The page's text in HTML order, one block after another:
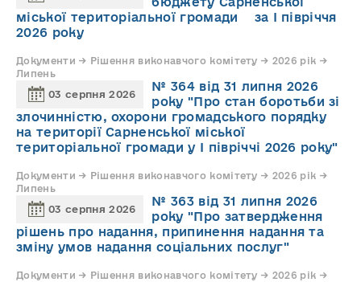
міської територіальної громади за І півріччя
2026 року
Документи → Рішення виконавчого комітету → 2026 рік →
Липень
03 серпня 2026
№ 364 від 31 липня 2026
року "Про стан боротьби зі
злочинністю, охорони громадського порядку
на території Сарненської міської
територіальної громади у І півріччі 2026 року"
Документи → Рішення виконавчого комітету → 2026 рік →
Липень
03 серпня 2026
№ 363 від 31 липня 2026
року "Про затвердження
рішень про надання, припинення надання та
зміну умов надання соціальних послуг"
Документи → Рішення виконавчого комітету → 2026 рік →